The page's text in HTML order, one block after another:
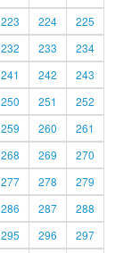
223 224
225
232 233
234
241 242
243
250 251
252
259 260
261
268 269
270
277 278
279
286 287
288
295 296
297